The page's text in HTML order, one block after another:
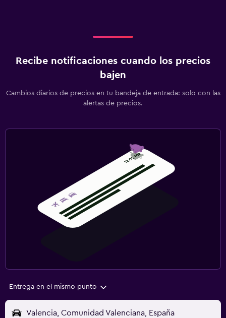
Recibe notificaciones cuando los precios
bajen
Cambios diarios de precios en tu bandeja de entrada: solo con las
alertas de precios.
Entrega en el mismo punto
Valencia, Comunidad Valenciana, España